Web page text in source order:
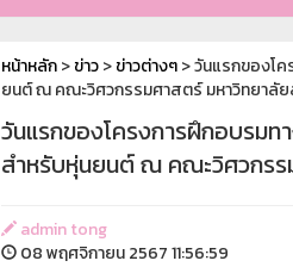
หน้าหลัก>ข่าว>ข่าวต่างๆ> วันแรกของโค
ยนต์ ณ คณะวิศวกรรมศาสตร์ มหาวิทยาลั
วันแรกของโครงการฝึกอบรมท
สำหรับหุ่นยนต์ ณ คณะวิศวกรร
admin tong
08 พฤศจิกายน 2567 11:56:59